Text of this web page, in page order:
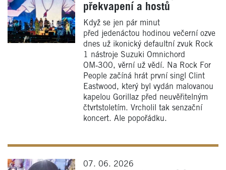
překvapení a hostů
Když se jen pár minut
před jedenáctou hodinou večerní ozve
dnes už ikonický defaultní zvuk Rock
1 nástroje Suzuki Omnichord
OM‑300, věrní už vědí. Na Rock For
People začíná hrát první singl Clint
Eastwood, který byl vydán malovanou
kapelou Gorillaz před neuvěřitelným
čtvrtstoletím. Vrcholil tak senzační
koncert. Ale popořádku.
07. 06. 2026